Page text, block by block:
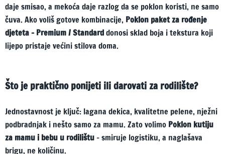
daje smisao, a mekoća daje razlog da se poklon koristi, ne samo
čuva. Ako voliš gotove kombinacije, Poklon paket za rođenje
djeteta – Premium / Standarddonosi sklad boja i tekstura koji
lijepo pristaje većini stilova doma.
Što je praktično ponijeti ili darovati za rodilište?
Jednostavnost je ključ: lagana dekica, kvalitetne pelene, nježni
podbradnjak i nešto samo za mamu. Zato volimo Poklon kutiju
za mamu i bebu u rodilištu– smiruje logistiku, a naglašava
brigu, ne količinu.